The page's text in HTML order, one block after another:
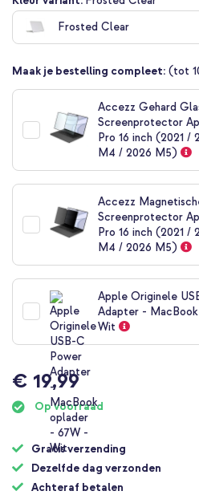
naar
het
begin
de
afbeeldingen-
Frosted Clear
Maak je bestelling compleet: (tot
Accezz Gehard
Screenprotector
Pro 16 inch (2021 /
M4 / 2026 M5)
Accezz
Screenprotector
Pro 16 inch (2021 /
M4 / 2026 M5)
Apple Originele
Adapter -
Wit
€ 19,99
Op voorraad
Gratis verzending
Dezelfde dag verzonden
Achteraf betalen